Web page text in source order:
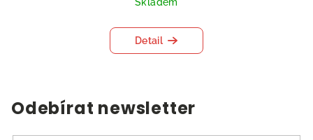
Skladem
Detail
Odebírat newsletter